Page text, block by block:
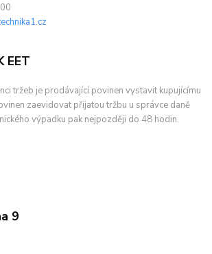
EET
tržeb je prodávající povinen vystavit kupujícímu
zaevidovat přijatou tržbu u správce daně
výpadku pak nejpozději do 48 hodin.
9